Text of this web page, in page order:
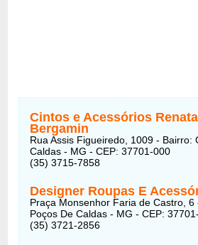
Cintos e Acessórios
Bergamin
Rua Assis Figueiredo, 1009 - Bairro:
Caldas - MG - CEP: 37701-000
(35) 3715-7858
Designer Roupas E
Praça Monsenhor Faria de Castro, 6
Poços De Caldas - MG - CEP:
(35) 3721-2856